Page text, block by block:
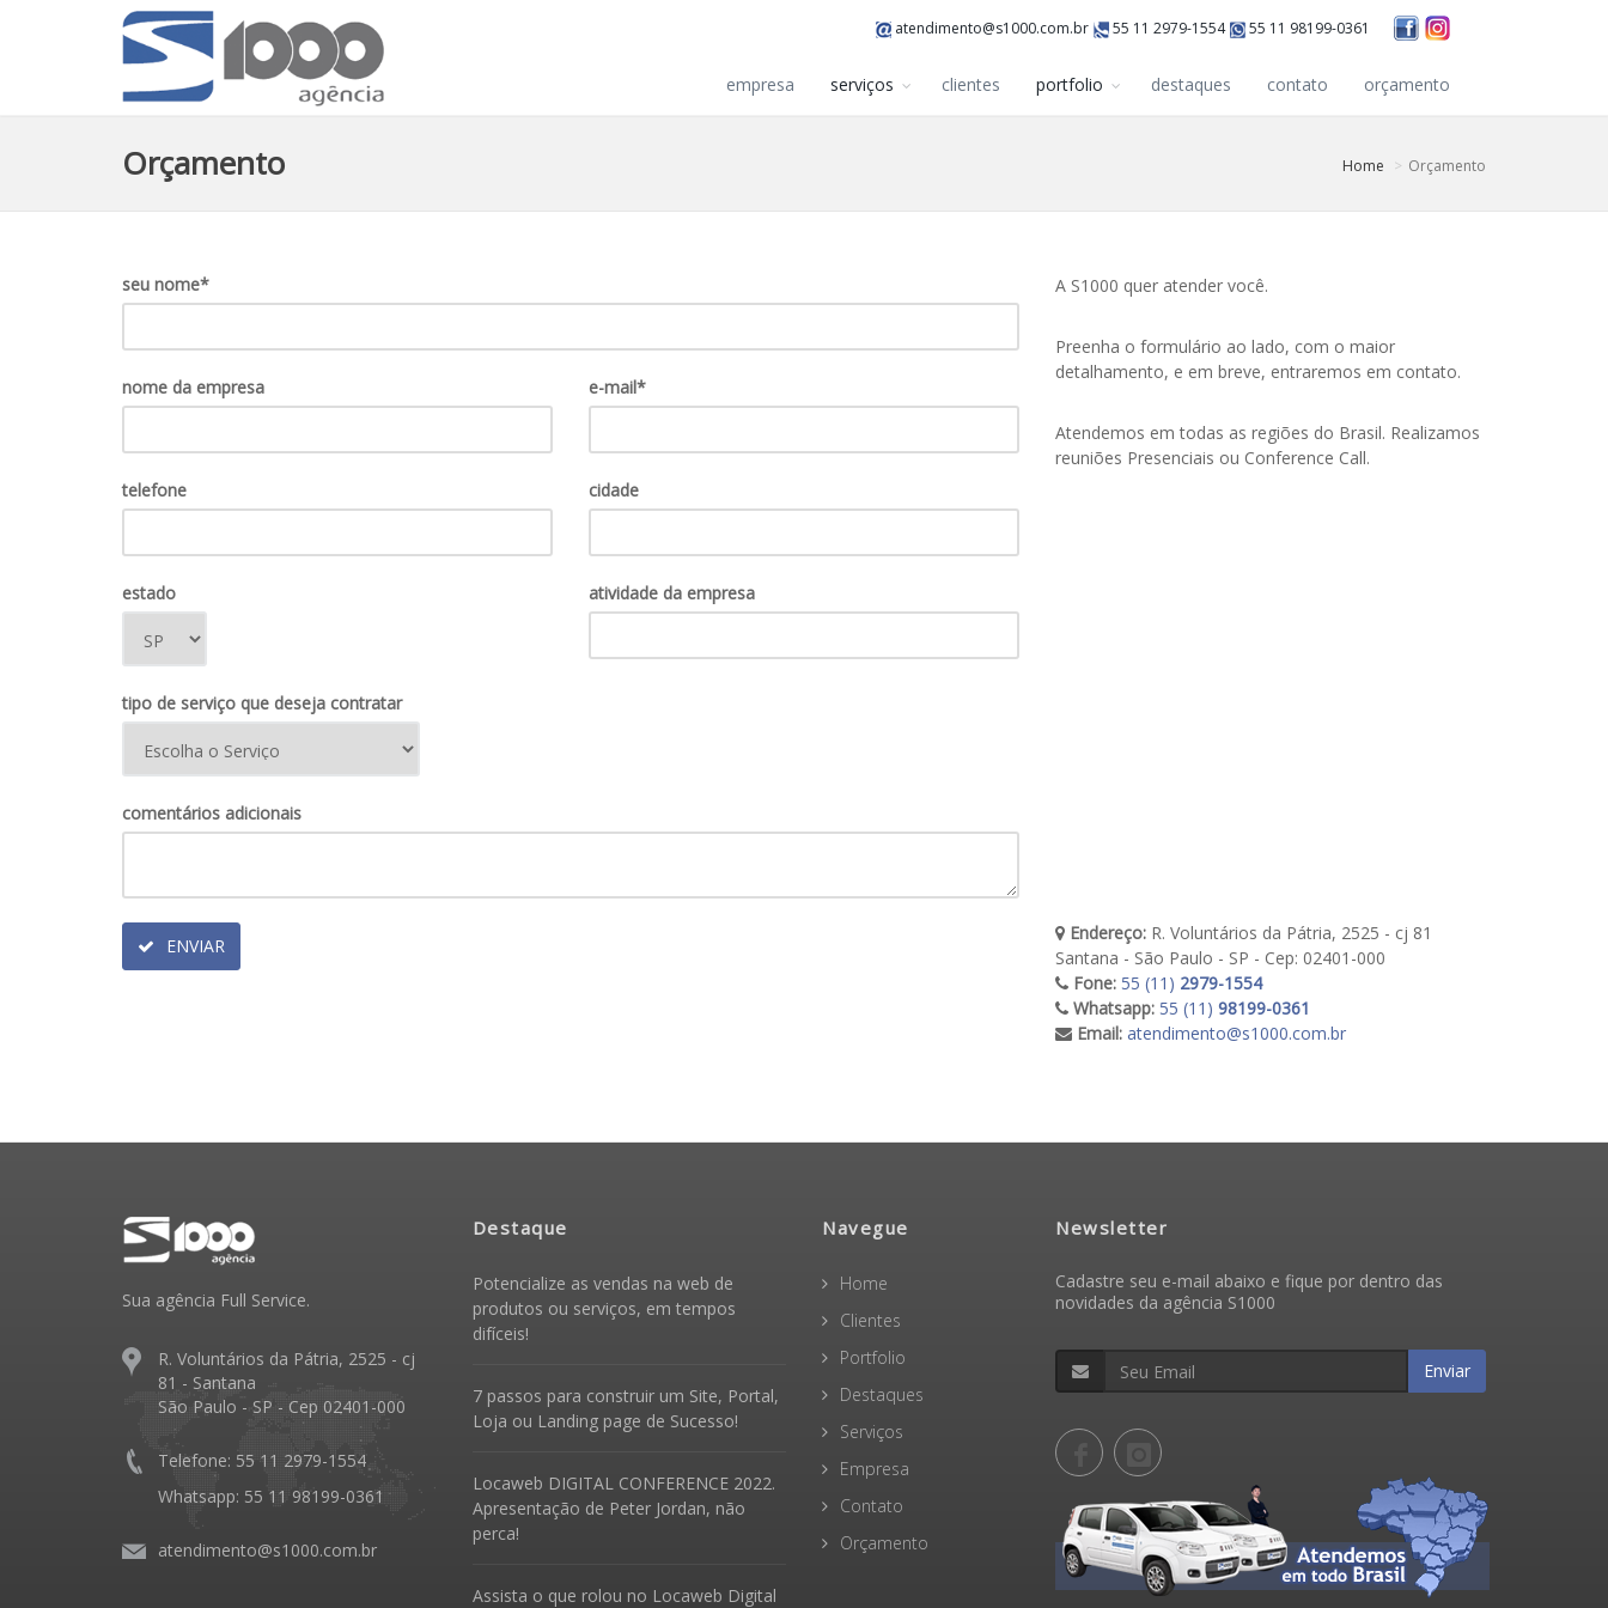
atendimento@s1000.com.br 55 11 2979-1554 55 11 98199-0361
empresa serviços clientes portfolio destaques contato orçamento
Orçamento Home Orçamento
seu nome*
nome da empresa e-mail*
telefone cidade
estado atividade da empresa
tipo de serviço que deseja contratar
comentários adicionais
ENVIAR
A S1000 quer atender você.
Preenha o formulário ao lado, com o maior
detalhamento, e em breve, entraremos em contato.
Atendemos em todas as regiões do Brasil. Realizamos
reuniões Presenciais ou Conference Call.
Endereço: R. Voluntários da Pátria, 2525 - cj 81
Santana - São Paulo - SP - Cep: 02401-000
Fone: 55 (11) 2979-1554
Whatsapp: 55 (11) 98199-0361
Email: atendimento@s1000.com.br
Sua agência Full Service.
R. Voluntários da Pátria, 2525 - cj
81 - Santana
São Paulo - SP - Cep 02401-000
Telefone: 55 11 2979-1554
Whatsapp: 55 11 98199-0361
atendimento@s1000.com.br
Destaque
Potencialize as vendas na web de
produtos ou serviços, em tempos
difíceis!
7 passos para construir um Site, Portal,
Loja ou Landing page de Sucesso!
Locaweb DIGITAL CONFERENCE 2022.
Apresentação de Peter Jordan, não
perca!
Assista o que rolou no Locaweb Digital
Navegue
Home
Clientes
Portfolio
Destaques
Serviços
Empresa
Contato
Orçamento
Newsletter
Cadastre seu e-mail abaixo e fique por dentro das
novidades da agência S1000
Enviar